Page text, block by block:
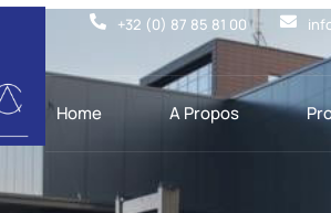
+32 (0) 87 85 81 00
Home A Propos